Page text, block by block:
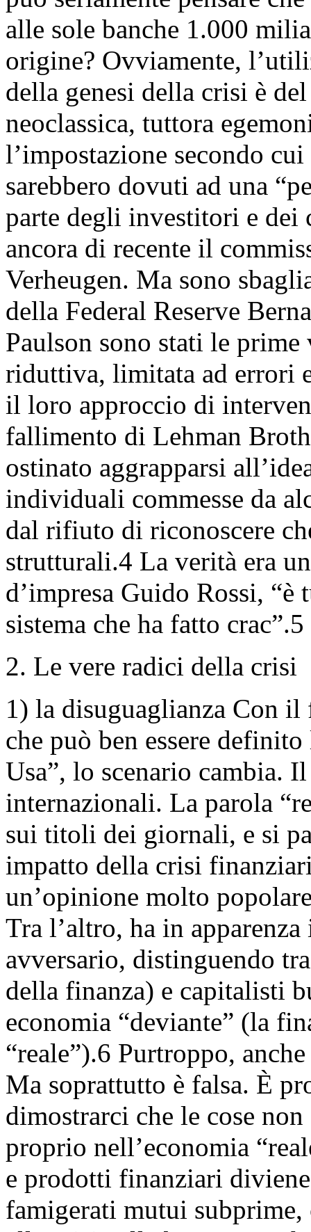
alle sole banche 1.000
origine? Ovviamente,
della genesi della crisi è
neoclassica, tuttora
l’impostazione secondo
sarebbero dovuti ad una
parte degli investitori e dei
ancora di recente il
Verheugen. Ma sono
della Federal Reserve
Paulson sono stati le
riduttiva, limitata ad errori
il loro approccio di
fallimento di Lehman
ostinato aggrapparsi
individuali commesse da
dal rifiuto di riconoscere
strutturali.4 La verità era
d’impresa Guido Rossi,
sistema che ha fatto crac”.5
2. Le vere radici della crisi
1) la disuguaglianza Con
che può ben essere
Usa”, lo scenario cambia.
internazionali. La parola
sui titoli dei giornali, e si
impatto della crisi
un’opinione molto
Tra l’altro, ha in
avversario, distinguendo
della finanza) e capitalisti
economia “deviante” (la
“reale”).6 Purtroppo,
Ma soprattutto è falsa. È
dimostrarci che le cose
proprio nell’economia
e prodotti finanziari
famigerati mutui subprime,